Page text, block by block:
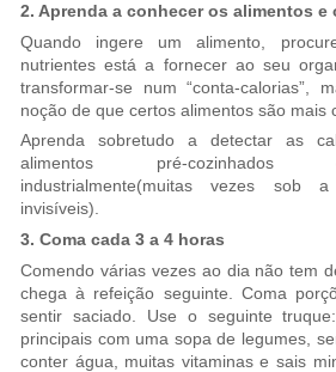
2. Aprenda a conhecer os alimentos e
Quando ingere um alimento,
nutrientes está a fornecer ao seu
transformar-se num “conta-calorias”,
noção de que certos alimentos são mais
Aprenda sobretudo a detectar as
alimentos pré-cozinhados
industrialmente(muitas vezes sob
invisíveis).
3. Coma cada 3 a 4 horas
Comendo várias vezes ao dia não tem
chega à refeição seguinte. Coma
sentir saciado. Use o seguinte
principais com uma sopa de legumes,
conter água, muitas vitaminas e sais